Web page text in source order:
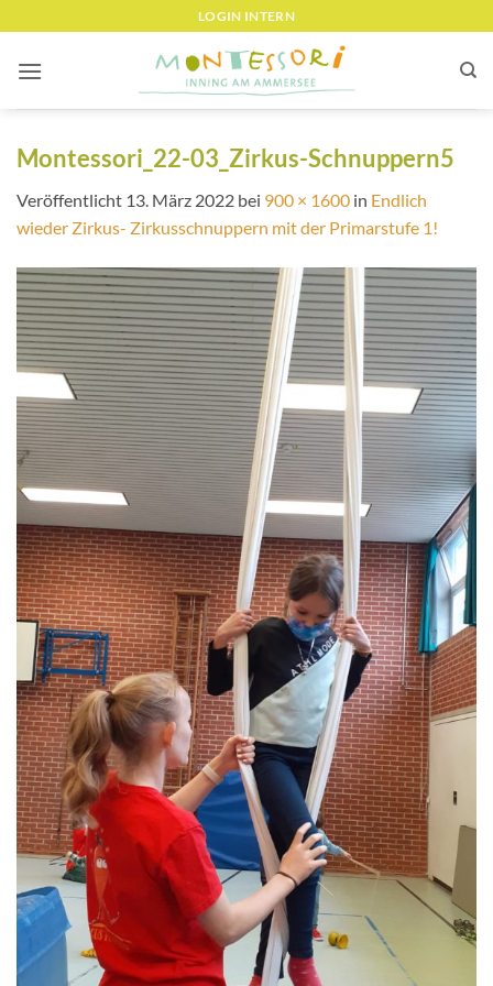
springen
LOGIN INTERN
Montessori_22-03_Zirkus-Schnuppern5
Veröffentlicht 13. März 2022 bei 900 × 1600 in Endlich
wieder Zirkus- Zirkusschnuppern mit der Primarstufe 1!